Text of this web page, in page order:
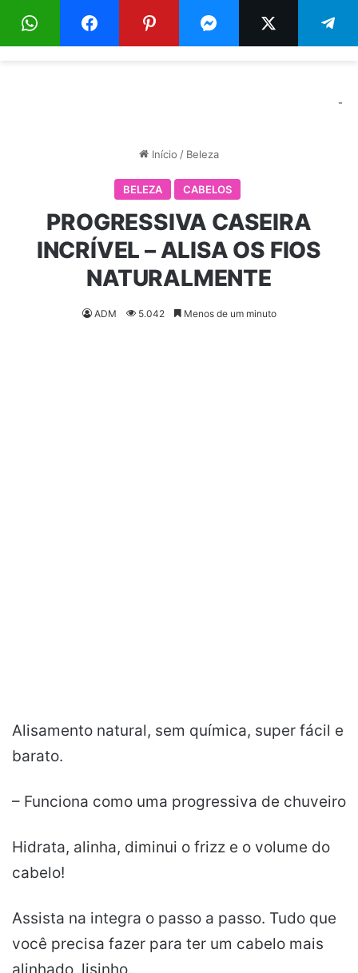
Menu
-
Início / Beleza
BELEZA CABELOS
PROGRESSIVA CASEIRA
INCRÍVEL – ALISA OS FIOS
NATURALMENTE
ADM 5.042 Menos de um minuto
Alisamento natural, sem química, super fácil e
barato.
– Funciona como uma progressiva de chuveiro
Hidrata, alinha, diminui o frizz e o volume do
cabelo!
Assista na integra o passo a passo. Tudo que
você precisa fazer para ter um cabelo mais